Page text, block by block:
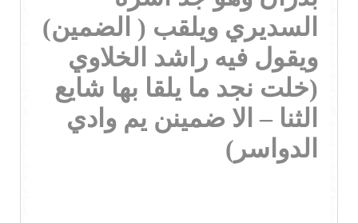
السديري ويلقب ( الضمين)
ويقول فيه راشد الخلاوي
(خلت نجد ما يلقا بها شايع
الثنا – الا ضمينن يم وادي
الدواسر)